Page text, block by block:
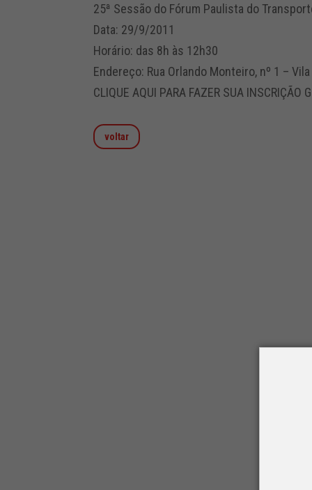
25ª Sessão do Fórum Paulista do
Data: 29/9/2011
Horário: das 8h às 12h30
Endereço: Rua Orlando Monteiro, nº 1 –
CLIQUE AQUI PARA FAZER SUA INSCRIÇÃO
voltar